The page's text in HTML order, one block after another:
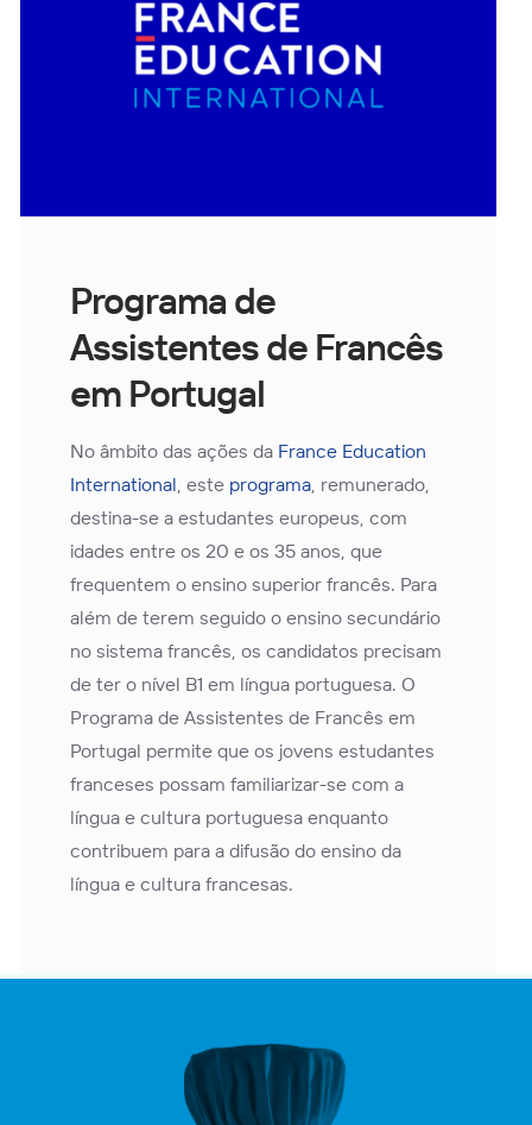
Programa de
Assistentes de Francês
em Portugal
No âmbito das ações da France Education
International, este programa, remunerado,
destina-se a estudantes europeus, com
idades entre os 20 e os 35 anos, que
frequentem o ensino superior francês. Para
além de terem seguido o ensino secundário
no sistema francês, os candidatos precisam
de ter o nível B1 em língua portuguesa. O
Programa de Assistentes de Francês em
Portugal permite que os jovens estudantes
franceses possam familiarizar-se com a
língua e cultura portuguesa enquanto
contribuem para a difusão do ensino da
língua e cultura francesas.